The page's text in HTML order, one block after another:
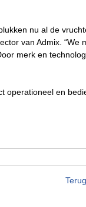
nu al de
van Admix.
merk en
operationeel en